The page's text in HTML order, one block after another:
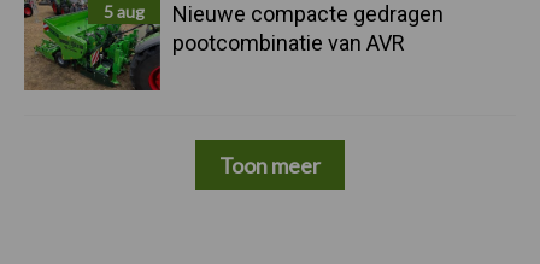
5 aug
Nieuwe compacte gedragen
pootcombinatie van AVR
Toon meer